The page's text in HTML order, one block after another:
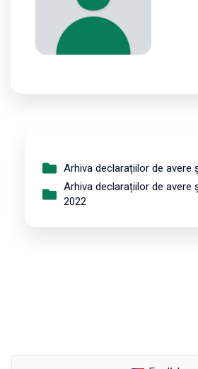
Arhiva declarațiilor de avere
Arhiva declarațiilor de avere
2022